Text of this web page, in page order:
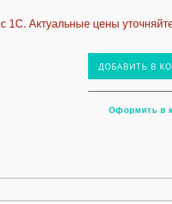
1С. Актуальные цены
ДОБАВИТЬ В
Оформить в